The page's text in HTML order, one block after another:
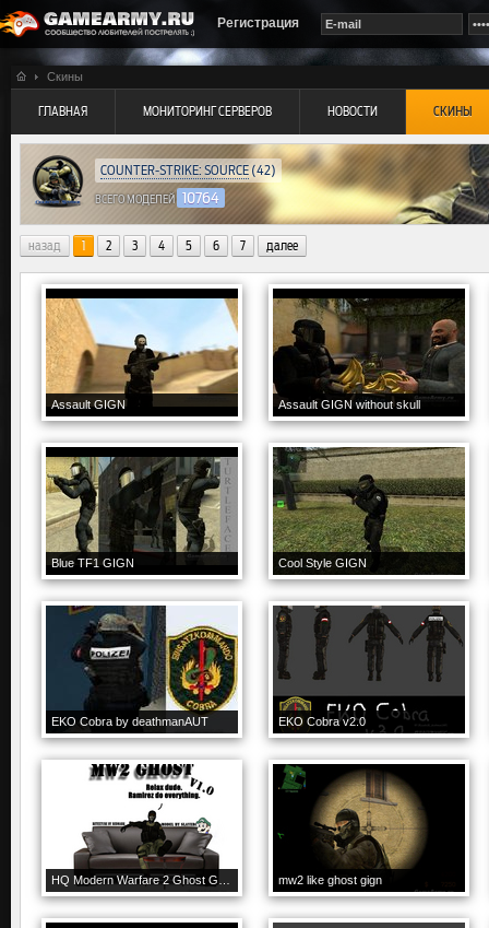
Регистрация
Скины
ГЛАВНАЯ МОНИТОРИНГ СЕРВЕРОВ НОВОСТИ СКИНЫ
COUNTER-STRIKE: SOURCE (42)
ВСЕГО МОДЕЛЕЙ 10764
назад 1 2 3 4 5 6 7 далее
Assault GIGN Assault GIGN without skull
Blue TF1 GIGN Cool Style GIGN
EKO Cobra by deathmanAUT EKO Cobra v2.0
mw2 like ghost gign